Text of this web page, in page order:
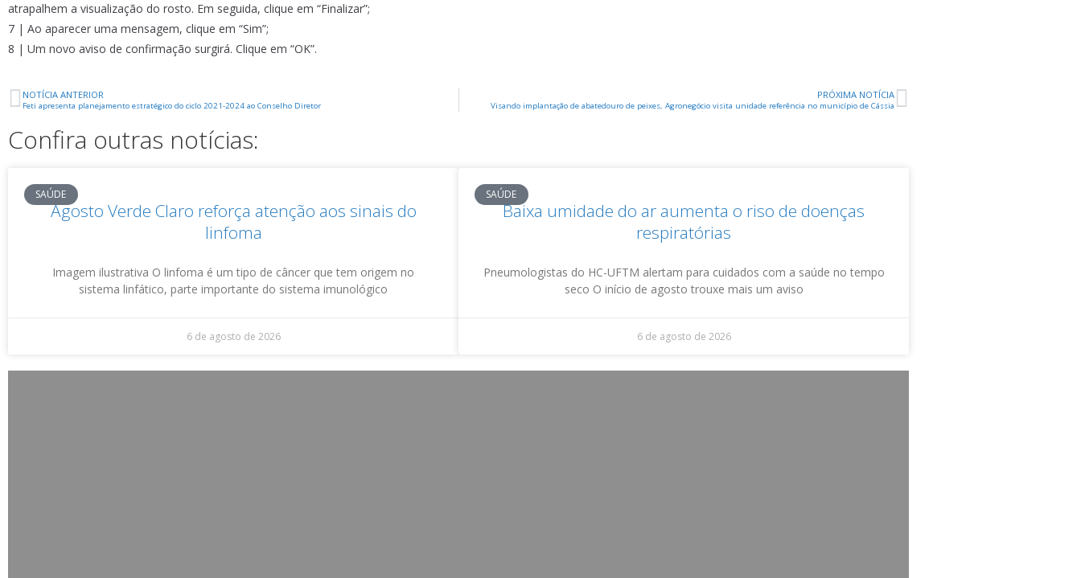
atrapalhem a visualização do rosto. Em seguida, clique em “Finalizar”;
7 | Ao aparecer uma mensagem, clique em “Sim”;
8 | Um novo aviso de confirmação surgirá. Clique em “OK”.
NOTÍCIA ANTERIOR
Feti apresenta planejamento estratégico do ciclo 2021-2024 ao Conselho Diretor
PRÓXIMA NOTÍCIA
Visando implantação de abatedouro de peixes, Agronegócio visita unidade referência no município de Cássia
Confira outras notícias:
SAÚDE
Agosto Verde Claro reforça atenção aos sinais do
linfoma
Imagem ilustrativa O linfoma é um tipo de câncer que tem origem no
sistema linfático, parte importante do sistema imunológico
6 de agosto de 2026
SAÚDE
Baixa umidade do ar aumenta o riso de doenças
respiratórias
Pneumologistas do HC-UFTM alertam para cuidados com a saúde no tempo
seco O início de agosto trouxe mais um aviso
6 de agosto de 2026